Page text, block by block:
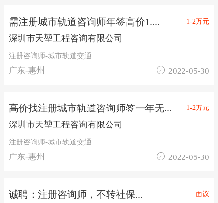
需注册城市轨道咨询师年签高价1.... 1-2万元
深圳市天堃工程咨询有限公司
注册咨询师-城市轨道交通
广东-惠州  2022-05-30
高价找注册城市轨道咨询师签一年无... 1-2万元
深圳市天堃工程咨询有限公司
注册咨询师-城市轨道交通
广东-惠州  2022-05-30
诚聘：注册咨询师，不转社保... 面议